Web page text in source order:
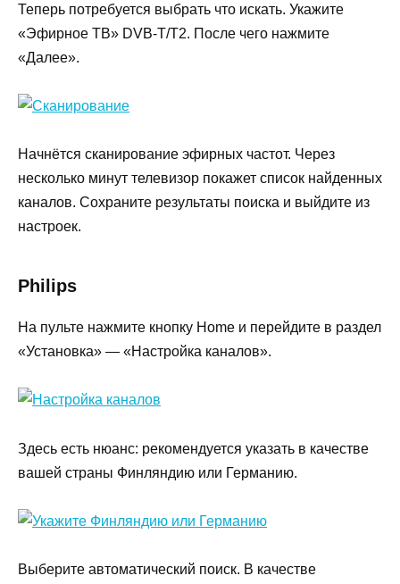
Теперь потребуется выбрать что искать. Укажите
«Эфирное ТВ» DVB-T/T2. После чего нажмите
«Далее».
Начнётся сканирование эфирных частот. Через
несколько минут телевизор покажет список найденных
каналов. Сохраните результаты поиска и выйдите из
настроек.
Philips
На пульте нажмите кнопку Home и перейдите в раздел
«Установка» — «Настройка каналов».
Здесь есть нюанс: рекомендуется указать в качестве
вашей страны Финляндию или Германию.
Выберите автоматический поиск. В качестве